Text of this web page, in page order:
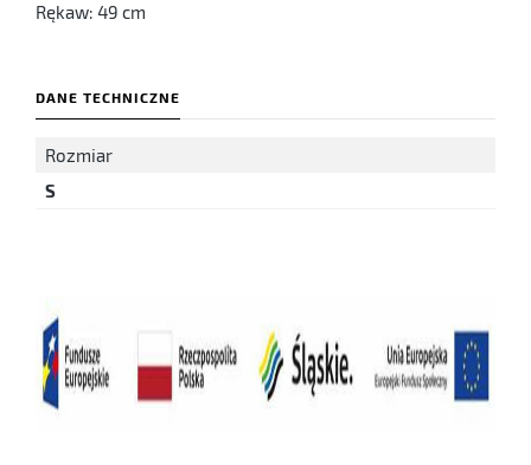
Rękaw: 49 cm
DANE TECHNICZNE
Rozmiar
S